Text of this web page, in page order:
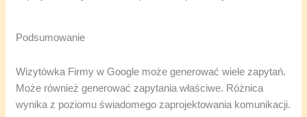
Podsumowanie
Wizytówka Firmy w Google może generować wiele zapytań.
Może również generować zapytania właściwe. Różnica
wynika z poziomu świadomego zaprojektowania komunikacji.